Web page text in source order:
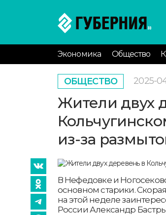
Экономика Общество
ОБЩЕСТВО 2025-
Жители двух
из-за
В Нефедовке и
основном старики.
на этой неделе
России Александр